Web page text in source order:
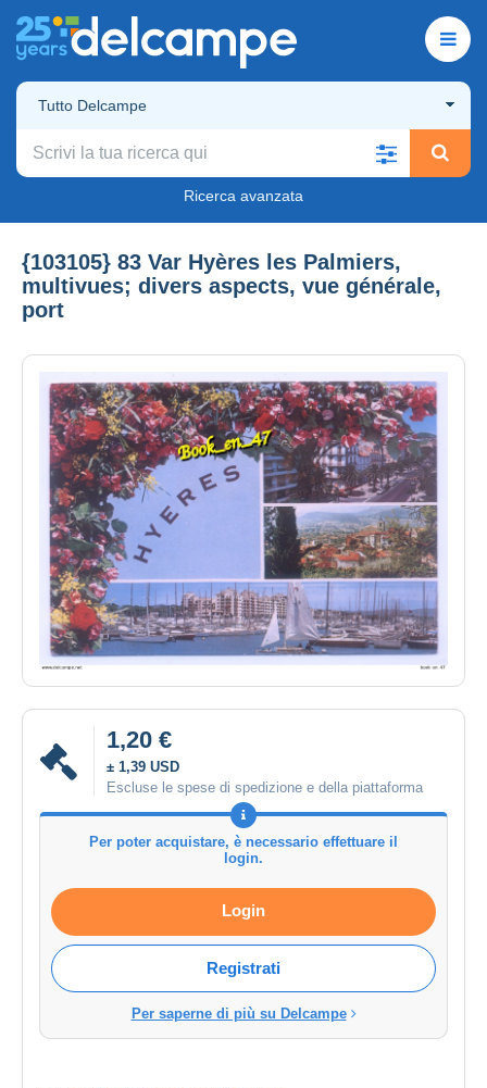
Tutto Delcampe
Ricerca avanzata
{103105} 83 Var Hyères les Palmiers,
multivues; divers aspects, vue générale,
port
1,20 €
± 1,39 USD
Escluse le spese di spedizione e della piattaforma
Per poter acquistare, è necessario effettuare il
login.
Login
Registrati
Per saperne di più su Delcampe